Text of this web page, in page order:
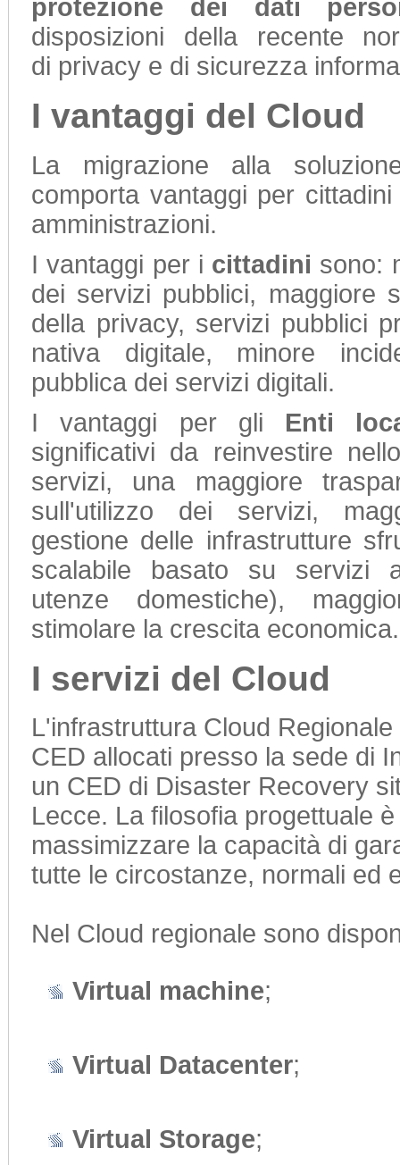
protezione dei dati
disposizioni della recente
di privacy e di sicurezza
I vantaggi del Cloud
La migrazione alla
comporta vantaggi per
amministrazioni.
I vantaggi per i cittadini sono:
dei servizi pubblici, maggiore
della privacy, servizi pubblici
nativa digitale, minore
pubblica dei servizi digitali.
I vantaggi per gli Enti
significativi da reinvestire
servizi, una maggiore
sull'utilizzo dei servizi,
gestione delle infrastrutture
scalabile basato su servizi
utenze domestiche),
stimolare la crescita economica.
I servizi del Cloud
L'infrastruttura Cloud
CED allocati presso la sede di
un CED di Disaster Recovery
Lecce. La filosofia progettuale
massimizzare la capacità di
tutte le circostanze, normali ed
Nel Cloud regionale sono
Virtual machine;
Virtual Datacenter;
Virtual Storage;